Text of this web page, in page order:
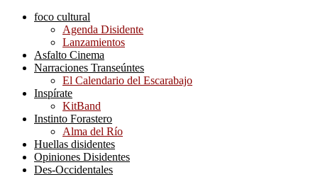
foco cultural
Agenda Disidente
Lanzamientos
Asfalto Cinema
Narraciones Transeúntes
El Calendario del Escarabajo
Inspírate
KitBand
Instinto Forastero
Alma del Río
Huellas disidentes
Opiniones Disidentes
Des-Occidentales